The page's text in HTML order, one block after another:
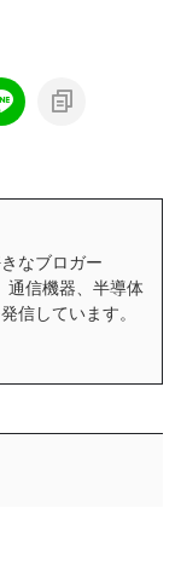
なブロガー
通信機器、半導体
信しています。